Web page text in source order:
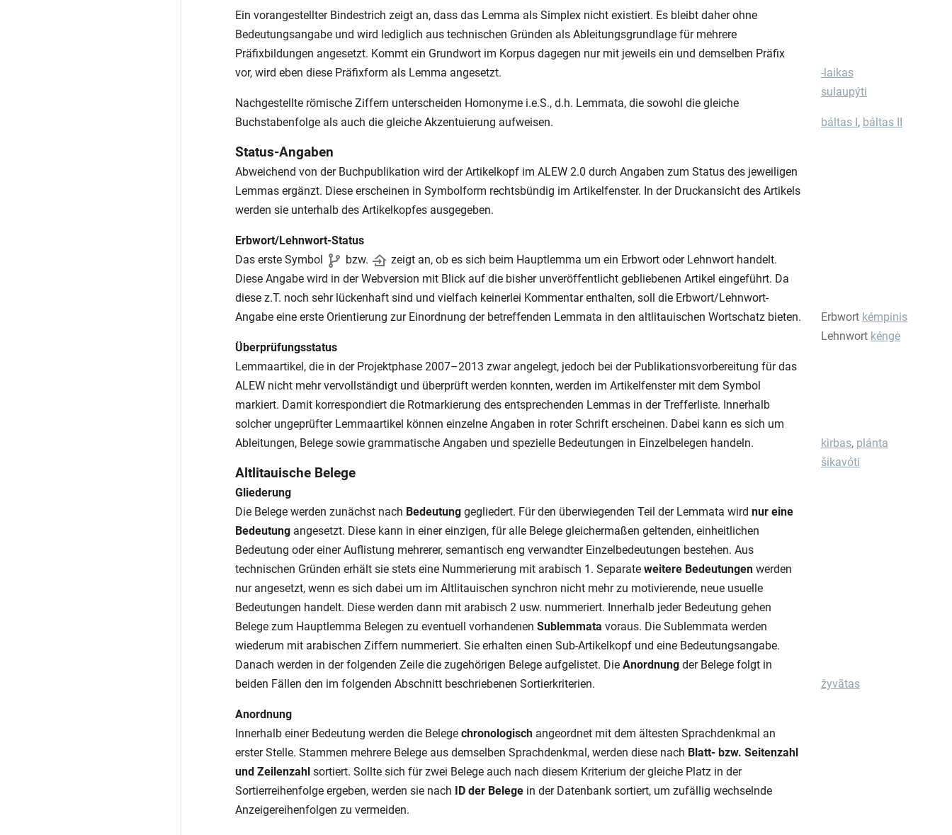
Ein vorangestellter Bindestrich zeigt an, dass das Lemma als Simplex nicht existiert. Es bleibt daher ohne
Bedeutungsangabe und wird lediglich aus technischen Gründen als Ableitungsgrundlage für mehrere
Präfixbildungen angesetzt. Kommt ein Grundwort im Korpus dagegen nur mit jeweils ein und demselben Präfix
vor, wird eben diese Präfixform als Lemma angesetzt.
-laikas
sulaupýti
Nachgestellte römische Ziffern unterscheiden Homonyme i.e.S., d.h. Lemmata, die sowohl die gleiche
Buchstabenfolge als auch die gleiche Akzentuierung aufweisen.
báltas I, báltas II
Status-Angaben
Abweichend von der Buchpublikation wird der Artikelkopf im ALEW 2.0 durch Angaben zum Status des jeweiligen
Lemmas ergänzt. Diese erscheinen in Symbolform rechtsbündig im Artikelfenster. In der Druckansicht des Artikels
werden sie unterhalb des Artikelkopfes ausgegeben.
Erbwort/Lehnwort-Status
Das erste Symbol
bzw.
zeigt an, ob es sich beim Hauptlemma um ein Erbwort oder Lehnwort handelt.
Diese Angabe wird in der Webversion mit Blick auf die bisher unveröffentlicht gebliebenen Artikel eingeführt. Da
diese z.T. noch sehr lückenhaft sind und vielfach keinerlei Kommentar enthalten, soll die Erbwort/Lehnwort-
Angabe eine erste Orientierung zur Einordnung der betreffenden Lemmata in den altlitauischen Wortschatz bieten.
Erbwort kémpinis
Lehnwort kéngė
Überprüfungsstatus
Lemmaartikel, die in der Projektphase 2007–2013 zwar angelegt, jedoch bei der Publikationsvorbereitung für das
ALEW nicht mehr vervollständigt und überprüft werden konnten, werden im Artikelfenster mit dem Symbol
markiert. Damit korrespondiert die Rotmarkierung des entsprechenden Lemmas in der Trefferliste. Innerhalb
solcher ungeprüfter Lemmaartikel können einzelne Angaben in roter Schrift erscheinen. Dabei kann es sich um
Ableitungen, Belege sowie grammatische Angaben und spezielle Bedeutungen in Einzelbelegen handeln.
kìrbas, plánta
šikavóti
Altlitauische Belege
Gliederung
Die Belege werden zunächst nach Bedeutung gegliedert. Für den überwiegenden Teil der Lemmata wird nur eine
Bedeutung angesetzt. Diese kann in einer einzigen, für alle Belege gleichermaßen geltenden, einheitlichen
Bedeutung oder einer Auflistung mehrerer, semantisch eng verwandter Einzelbedeutungen bestehen. Aus
technischen Gründen erhält sie stets eine Nummerierung mit arabisch 1. Separate weitere Bedeutungen werden
nur angesetzt, wenn es sich dabei um im Altlitauischen synchron nicht mehr zu motivierende, neue usuelle
Bedeutungen handelt. Diese werden dann mit arabisch 2 usw. nummeriert. Innerhalb jeder Bedeutung gehen
Belege zum Hauptlemma Belegen zu eventuell vorhandenen Sublemmata voraus. Die Sublemmata werden
wiederum mit arabischen Ziffern nummeriert. Sie erhalten einen Sub-Artikelkopf und eine Bedeutungsangabe.
Danach werden in der folgenden Zeile die zugehörigen Belege aufgelistet. Die Anordnung der Belege folgt in
beiden Fällen den im folgenden Abschnitt beschriebenen Sortierkriterien.
žyvãtas
Anordnung
Innerhalb einer Bedeutung werden die Belege chronologisch angeordnet mit dem ältesten Sprachdenkmal an
erster Stelle. Stammen mehrere Belege aus demselben Sprachdenkmal, werden diese nach Blatt- bzw. Seitenzahl
und Zeilenzahl sortiert. Sollte sich für zwei Belege auch nach diesem Kriterium der gleiche Platz in der
Sortierreihenfolge ergeben, werden sie nach ID der Belege in der Datenbank sortiert, um zufällig wechselnde
Anzeigereihenfolgen zu vermeiden.